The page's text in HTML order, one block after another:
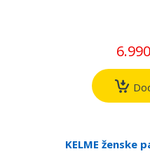
KELME ženske